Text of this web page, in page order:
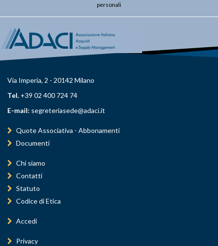
personali
Via Imperia, 2 - 20142 Milano
Tel. +39 02 400 724 74
E-mail: segreteriasede@adaci.it
Quote Associativa - Abbonamenti
Documenti
Chi siamo
Contatti
Statuto
Codice di Etica
Accedi
Privacy